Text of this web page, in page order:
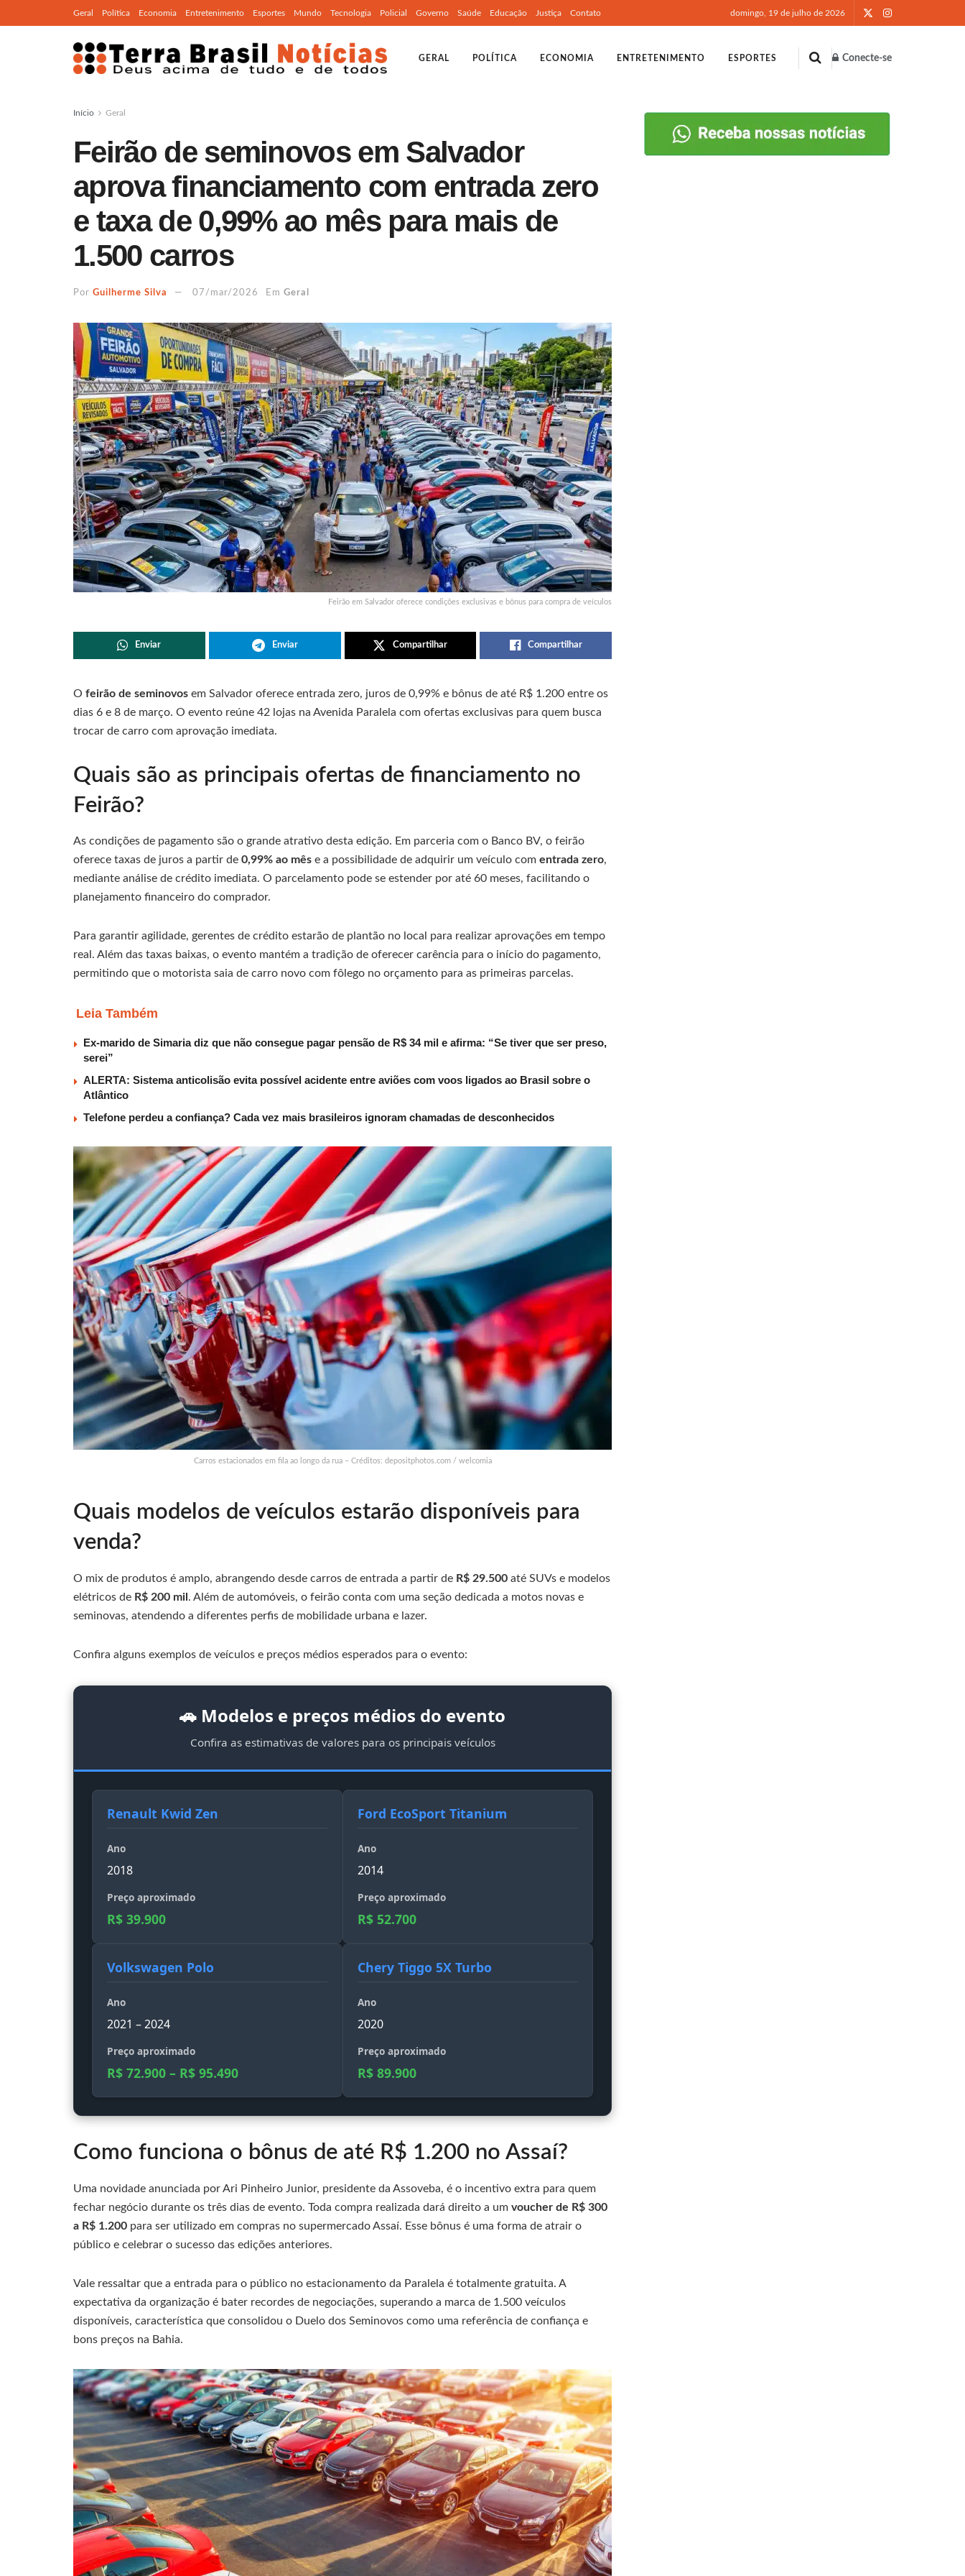
Geral Política Economia Entretenimento Esportes Mundo Tecnologia Policial Governo Saúde Educação Justiça Contato domingo, 19 de julho de 2026
GERAL POLÍTICA ECONOMIA ENTRETENIMENTO ESPORTES Conecte-se
Início Geral
Feirão de seminovos em Salvador
aprova financiamento com entrada zero
e taxa de 0,99% ao mês para mais de
1.500 carros
Por Guilherme Silva 07/mar/2026 Em Geral
Feirão em Salvador oferece condições exclusivas e bônus para compra de veículos
Enviar Enviar Compartilhar Compartilhar
O feirão de seminovos em Salvador oferece entrada zero, juros de 0,99% e bônus de até R$ 1.200 entre os
dias 6 e 8 de março. O evento reúne 42 lojas na Avenida Paralela com ofertas exclusivas para quem busca
trocar de carro com aprovação imediata.
Quais são as principais ofertas de financiamento no
Feirão?
As condições de pagamento são o grande atrativo desta edição. Em parceria com o Banco BV, o feirão
oferece taxas de juros a partir de 0,99% ao mês e a possibilidade de adquirir um veículo com entrada zero,
mediante análise de crédito imediata. O parcelamento pode se estender por até 60 meses, facilitando o
planejamento financeiro do comprador.
Para garantir agilidade, gerentes de crédito estarão de plantão no local para realizar aprovações em tempo
real. Além das taxas baixas, o evento mantém a tradição de oferecer carência para o início do pagamento,
permitindo que o motorista saia de carro novo com fôlego no orçamento para as primeiras parcelas.
Leia Também
Ex-marido de Simaria diz que não consegue pagar pensão de R$ 34 mil e afirma: “Se tiver que ser preso,
serei”
ALERTA: Sistema anticolisão evita possível acidente entre aviões com voos ligados ao Brasil sobre o
Atlântico
Telefone perdeu a confiança? Cada vez mais brasileiros ignoram chamadas de desconhecidos
Carros estacionados em fila ao longo da rua – Créditos: depositphotos.com / welcomia
Quais modelos de veículos estarão disponíveis para
venda?
O mix de produtos é amplo, abrangendo desde carros de entrada a partir de R$ 29.500 até SUVs e modelos
elétricos de R$ 200 mil . Além de automóveis, o feirão conta com uma seção dedicada a motos novas e
seminovas, atendendo a diferentes perfis de mobilidade urbana e lazer.
Confira alguns exemplos de veículos e preços médios esperados para o evento:
🚗 Modelos e preços médios do evento
Confira as estimativas de valores para os principais veículos
Renault Kwid Zen
Ano
2018
Preço aproximado
R$ 39.900
Ford EcoSport Titanium
Ano
2014
Preço aproximado
R$ 52.700
Volkswagen Polo
Ano
2021 – 2024
Preço aproximado
R$ 72.900 – R$ 95.490
Chery Tiggo 5X Turbo
Ano
2020
Preço aproximado
R$ 89.900
Como funciona o bônus de até R$ 1.200 no Assaí?
Uma novidade anunciada por Ari Pinheiro Junior, presidente da Assoveba, é o incentivo extra para quem
fechar negócio durante os três dias de evento. Toda compra realizada dará direito a um voucher de R$ 300
a R$ 1.200 para ser utilizado em compras no supermercado Assaí. Esse bônus é uma forma de atrair o
público e celebrar o sucesso das edições anteriores.
Vale ressaltar que a entrada para o público no estacionamento da Paralela é totalmente gratuita. A
expectativa da organização é bater recordes de negociações, superando a marca de 1.500 veículos
disponíveis, característica que consolidou o Duelo dos Seminovos como uma referência de confiança e
bons preços na Bahia.